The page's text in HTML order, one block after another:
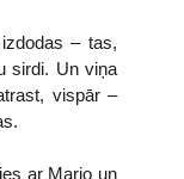
– tas,
sirdi. Un viņa
vispār –
ar Mario un